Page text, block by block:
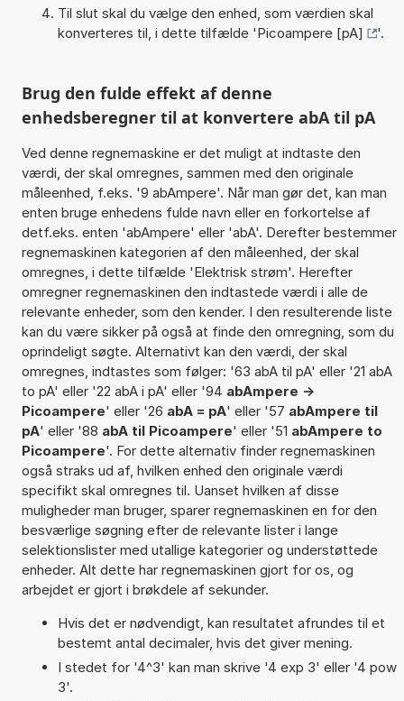
Til slut skal du vælge den enhed, som værdien skal
konverteres til, i dette tilfælde 'Picoampere [pA] '.
Brug den fulde effekt af denne
enhedsberegner til at konvertere abA til pA
Ved denne regnemaskine er det muligt at indtaste den
værdi, der skal omregnes, sammen med den originale
måleenhed, f.eks. '9 abAmpere'. Når man gør det, kan man
enten bruge enhedens fulde navn eller en forkortelse af
detf.eks. enten 'abAmpere' eller 'abA'. Derefter bestemmer
regnemaskinen kategorien af den måleenhed, der skal
omregnes, i dette tilfælde 'Elektrisk strøm'. Herefter
omregner regnemaskinen den indtastede værdi i alle de
relevante enheder, som den kender. I den resulterende liste
kan du være sikker på også at finde den omregning, som du
oprindeligt søgte. Alternativt kan den værdi, der skal
omregnes, indtastes som følger: '63 abA til pA' eller '21 abA
to pA' eller '22 abA i pA' eller '94 abAmpere ->
Picoampere' eller '26 abA = pA' eller '57 abAmpere til
pA' eller '88 abA til Picoampere' eller '51 abAmpere to
Picoampere'. For dette alternativ finder regnemaskinen
også straks ud af, hvilken enhed den originale værdi
specifikt skal omregnes til. Uanset hvilken af disse
muligheder man bruger, sparer regnemaskinen en for den
besværlige søgning efter de relevante lister i lange
selektionslister med utallige kategorier og understøttede
enheder. Alt dette har regnemaskinen gjort for os, og
arbejdet er gjort i brøkdele af sekunder.
Hvis det er nødvendigt, kan resultatet afrundes til et
bestemt antal decimaler, hvis det giver mening.
I stedet for '4^3' kan man skrive '4 exp 3' eller '4 pow
3'.